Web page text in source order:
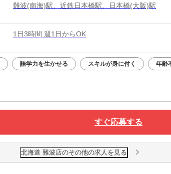
難波(南海)駅、近鉄日本橋駅、日本橋(大阪)駅
1日3時間 週1日からOK
語学力を生かせる スキルが身に付く 年齢
すぐ応募する
北海道 難波店のその他の求人を見る